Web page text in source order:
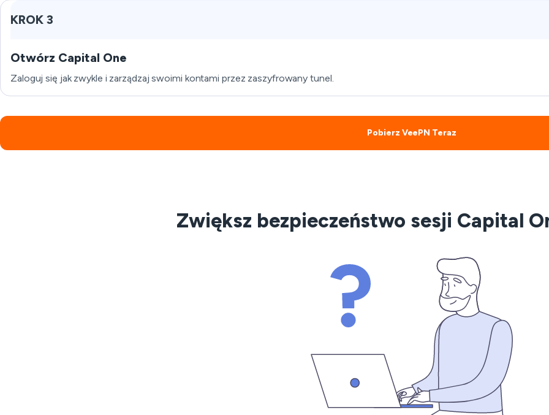
KROK 3
Otwórz Capital One
Zaloguj się jak zwykle i zarządzaj swoimi kontami przez zaszyfrowany tunel.
Pobierz VeePN Teraz
Zwiększ bezpieczeństwo sesji Capital